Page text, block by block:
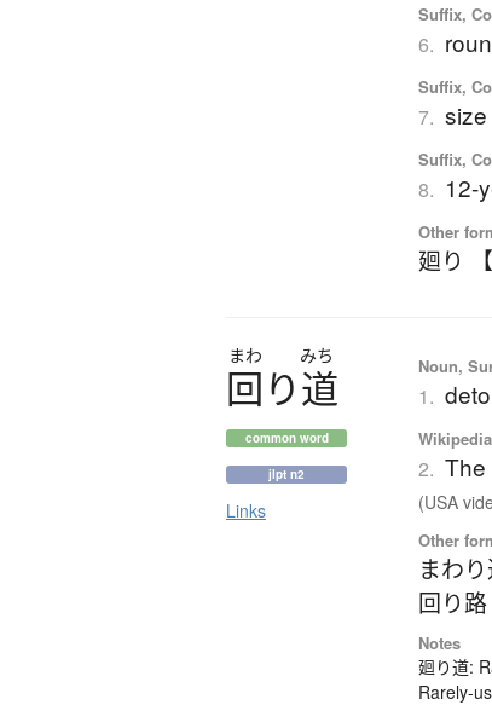
Suffix,
6.
Suffix,
7. size
Suffix,
8. 12-
Other
廻り
まわ みち
回り道
common word
jlpt n2
Links
Noun,
1.
2. The
(USA
Other
まわ
回り路
Notes
廻り道:
Rarely-